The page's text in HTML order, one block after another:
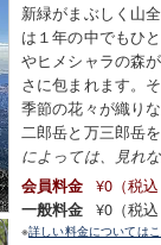
新緑がまぶしく山
は１年の中でもひ
やヒメシャラの森
さに包まれます。
季節の花々が織り
二郎岳と万三郎岳
によっては、見れ
会員料金
¥0（税
一般料金 ¥0（税
※詳しい料金については